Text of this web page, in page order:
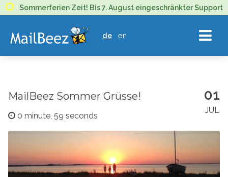
MAILBEEZ
ECOMMERCE
EMAIL
MARKETING
de en
01
JUL
MailBeez Sommer Grüsse!
0 minute, 59 seconds
Sommerferien Zeit! Bis 7. August eingeschränkter Support